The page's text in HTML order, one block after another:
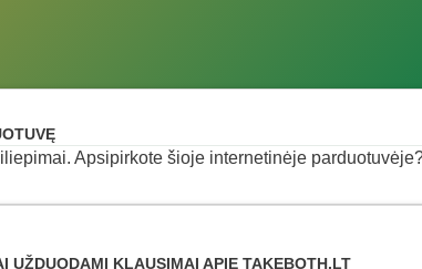
Apsipirkote šioje internetinėje
UŽDUODAMI KLAUSIMAI APIE TAKEBOTH.LT